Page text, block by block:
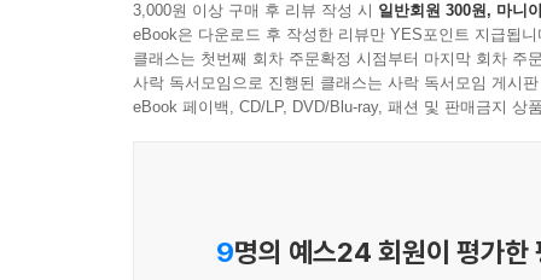
7. 고향 가는 길
8. 샤이어 전투
9. 회색항구
Ⅰ 누메노르의 왕들
Ⅱ 에오를 왕가
2. 진정한 21세기 문학의 자범 <반지의 제왕>- 그
장대한 역사와 지리, 선과 악의 끊임없는 대립,
이야기 전개의 속도는 다소 완만한 곡선을 그리
3,000원 이상 구매 후 리뷰 작성 시 일반회원 300원, 마니
eBook은 다운로드 후 작성한 리뷰만 YES포인트 지급됩니
클래스는 첫번째 회차 주문확정 시점부터 마지막 회차 주
사락 독서모임으로 진행된 클래스는 사락 독서모임 게시
eBook 페이백, CD/LP, DVD/Blu-ray, 패션 및 판매금지 상
9명의 예스24 회원이 평가한